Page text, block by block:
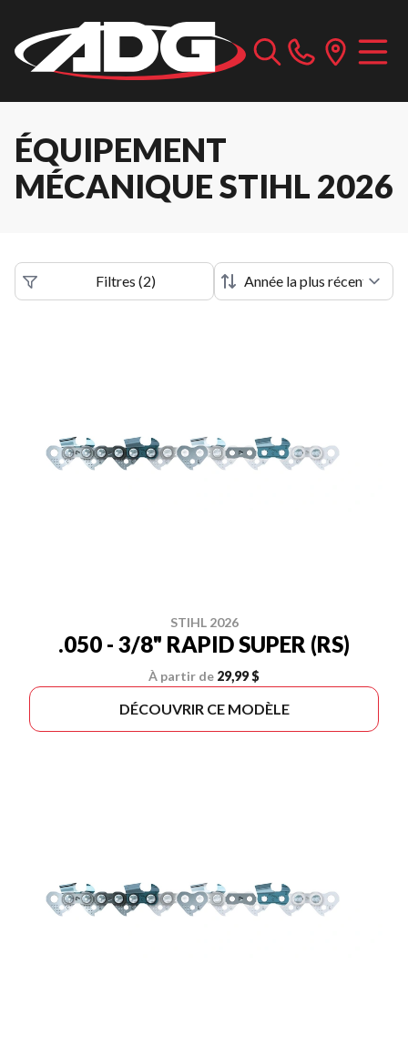
ÉQUIPEMENT
MÉCANIQUE STIHL 2026
Filtres (2)
STIHL 2026
.050 - 3/8" RAPID SUPER (RS)
À partir de 29,99 $
DÉCOUVRIR CE MODÈLE